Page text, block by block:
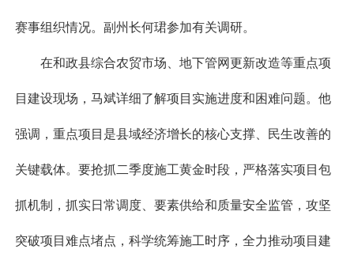
赛事组织情况。副州长何珺参加有关调研。
在和政县综合农贸市场、地下管网更新改造等重点项
目建设现场，马斌详细了解项目实施进度和困难问题。他
强调，重点项目是县域经济增长的核心支撑、民生改善的
关键载体。要抢抓二季度施工黄金时段，严格落实项目包
抓机制，抓实日常调度、要素供给和质量安全监管，攻坚
突破项目难点堵点，科学统筹施工时序，全力推动项目建